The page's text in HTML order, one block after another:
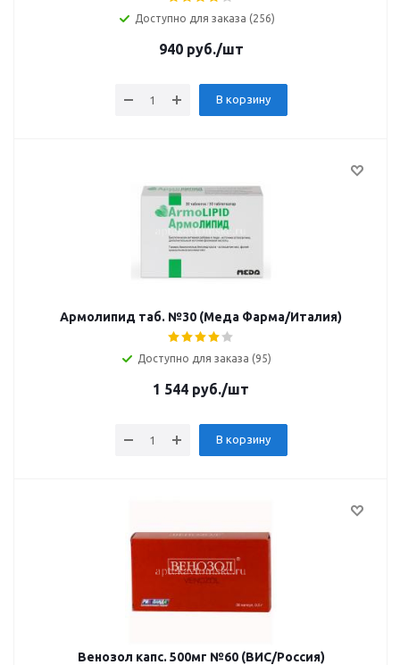
Доступно для заказа (256)
940руб./шт
В корзину
Армолипид таб. №30 (Меда Фарма/Италия)
Доступно для заказа (95)
1 544 руб./шт
В корзину
Венозол капс. 500мг №60 (ВИС/Россия)